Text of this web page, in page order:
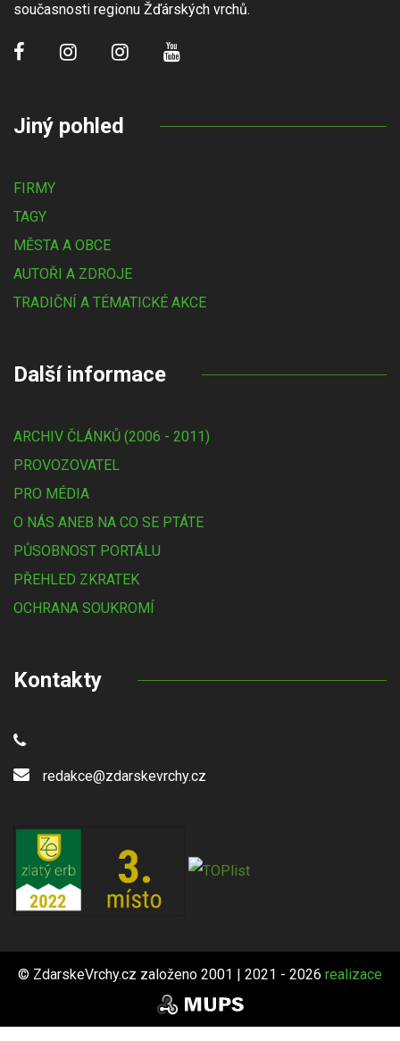
současnosti regionu Žďárských vrchů.
Jiný pohled
FIRMY
TAGY
MĚSTA A OBCE
AUTOŘI A ZDROJE
TRADIČNÍ A TÉMATICKÉ AKCE
Další informace
ARCHIV ČLÁNKŮ (2006 - 2011)
PROVOZOVATEL
PRO MÉDIA
O NÁS ANEB NA CO SE PTÁTE
PŮSOBNOST PORTÁLU
PŘEHLED ZKRATEK
OCHRANA SOUKROMÍ
Kontakty
redakce@zdarskevrchy.cz
© ZdarskeVrchy.cz založeno 2001 | 2021 - 2026 realizace